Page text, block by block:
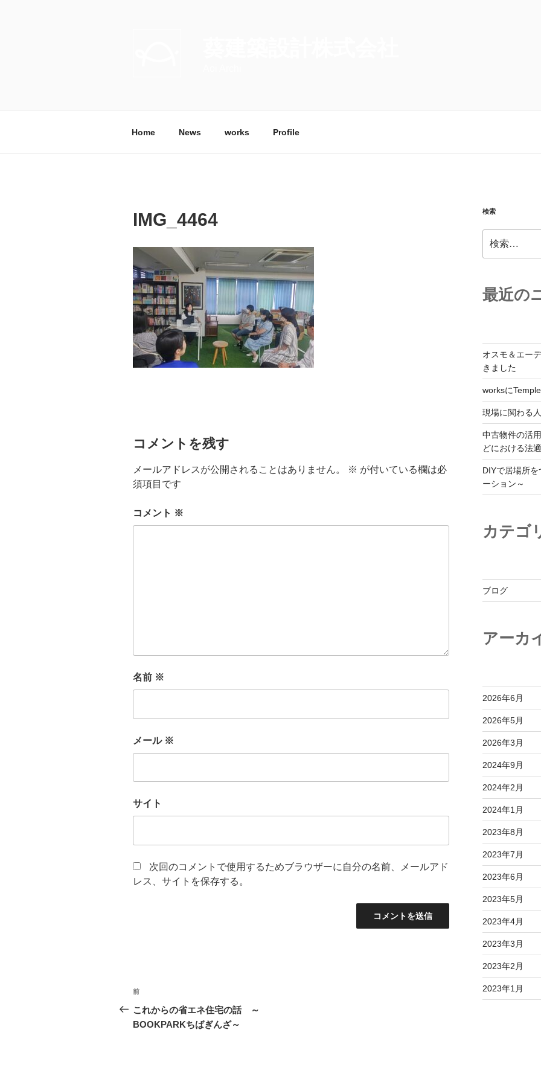
Home News works Profile
IMG_4464
コメントを残す
メールアドレスが公開されることはありません。 ※ が付いている欄は必
須項目です
コメント ※
名前 ※
メール ※
サイト
次回のコメントで使用するためブラウザーに自分の名前、メールアド
レス、サイトを保存する。
投
稿
ナ
前
の
投
前
これからの省エネ住宅の話 ～
BOOKPARKちばぎんざ～
検索
索:
最近の
オスモ＆エー
きました
worksに
現場に関わる
中古物件の活
どにおける法
DIYで居場所
ーション～
カテゴ
ブログ
アーカ
2026年6月
2026年5月
2026年3月
2024年9月
2024年2月
2024年1月
2023年8月
2023年7月
2023年6月
2023年5月
2023年4月
2023年3月
2023年2月
2023年1月